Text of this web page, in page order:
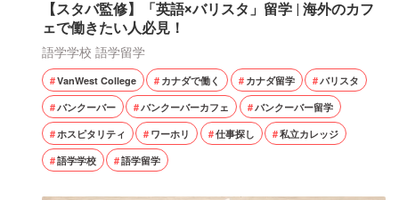
【スタバ監修】「英語×バリスタ」留学 | 海外のカフ
ェで働きたい人必見！
語学学校 語学留学
VanWest College カナダで働く カナダ留学
バリスタ
バンクーバー
バンクーバーカフェ
バンクーバー留学
ホスピタリティ
ワーホリ 仕事探し
私立カレッジ
語学学校
語学留学